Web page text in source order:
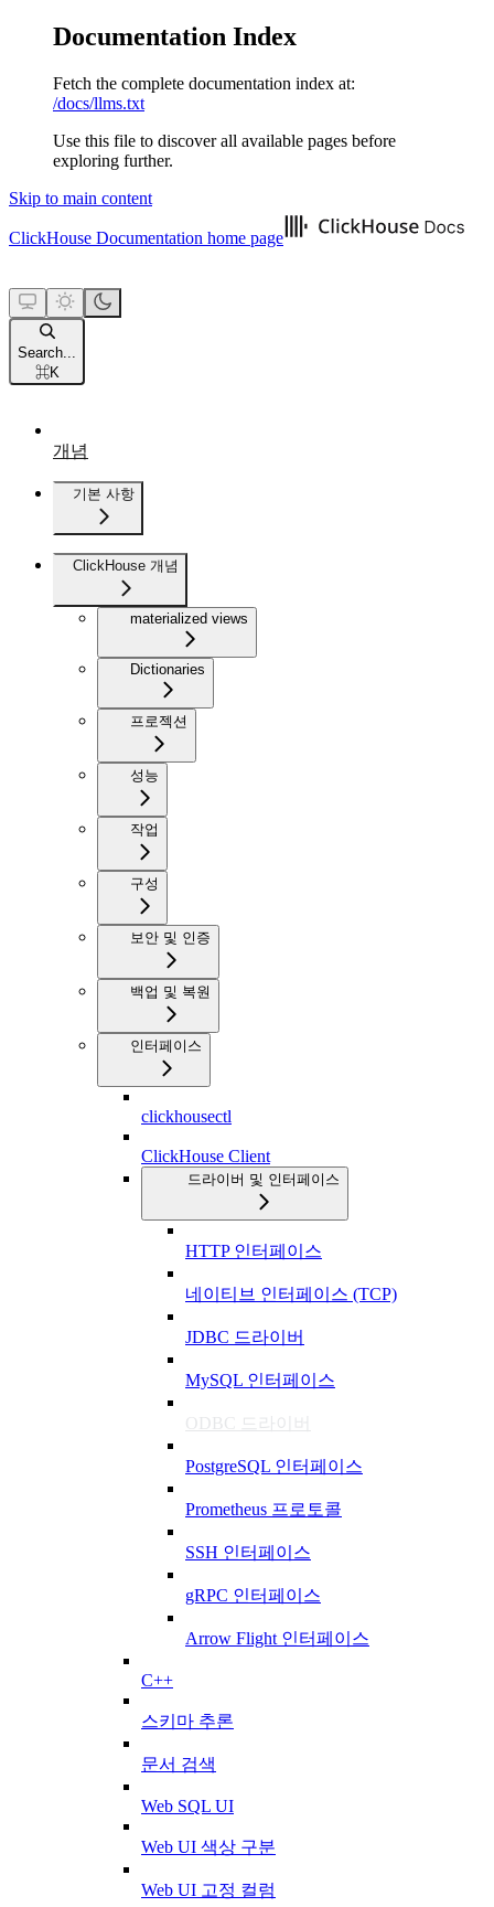
Documentation Index
Fetch the complete documentation index at:
/docs/llms.txt
Use this file to discover all available pages before
exploring further.
Skip to main content
ClickHouse Documentation home page
Search...
⌘K
개념
기본 사항
ClickHouse 개념
materialized views
Dictionaries
프로젝션
성능
작업
구성
보안 및 인증
백업 및 복원
인터페이스
clickhousectl
ClickHouse Client
드라이버 및 인터페이스
HTTP 인터페이스
네이티브 인터페이스 (TCP)
JDBC 드라이버
MySQL 인터페이스
ODBC 드라이버
PostgreSQL 인터페이스
Prometheus 프로토콜
SSH 인터페이스
gRPC 인터페이스
Arrow Flight 인터페이스
C++
스키마 추론
문서 검색
Web SQL UI
Web UI 색상 구분
Web UI 고정 컬럼